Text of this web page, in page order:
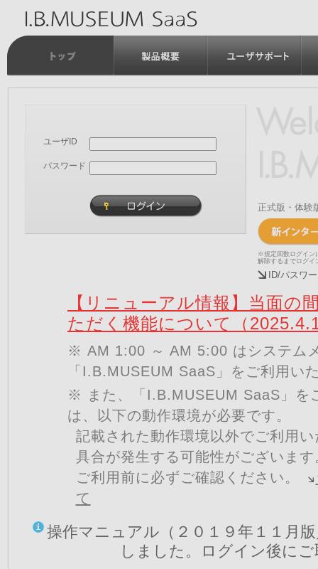
ユーザID
パスワード
正式版・体験
※規定回数ログイン
解除するまでログイ
ID/パスワ
【リニューアル情報】当面の
ただく機能について（
※ AM 1:00 ～ AM 5:00 はシステム
「I.B.MUSEUM SaaS」をご利用い
※ また、「I.B.MUSEUM SaaS」を
は、以下の動作環境が必要です。
記載された動作環境以外でご利用
具合が発生する可能性がございます
ご利用前に必ずご確認ください。
て
操作マニュアル（２０１９年１１月
しました。ログイン後に